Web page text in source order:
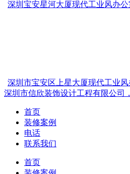
深圳宝安星河大厦现代工业风办
深圳市宝安区上星大厦现代工业
深圳市信欣装饰设计工程有限公司
首页
装修案例
电话
联系我们
首页